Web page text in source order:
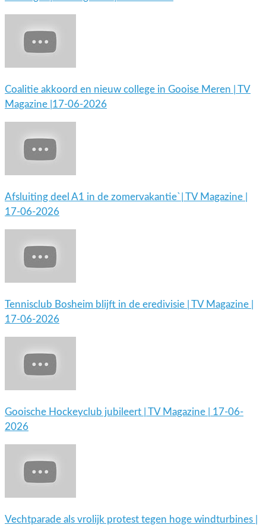
Coalitie akkoord en nieuw college in Gooise Meren | TV
Magazine |17-06-2026
Afsluiting deel A1 in de zomervakantie`| TV Magazine |
17-06-2026
Tennisclub Bosheim blijft in de eredivisie | TV Magazine |
17-06-2026
Gooische Hockeyclub jubileert | TV Magazine | 17-06-
2026
Vechtparade als vrolijk protest tegen hoge windturbines |